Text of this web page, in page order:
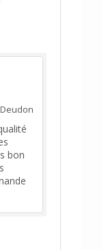
bon